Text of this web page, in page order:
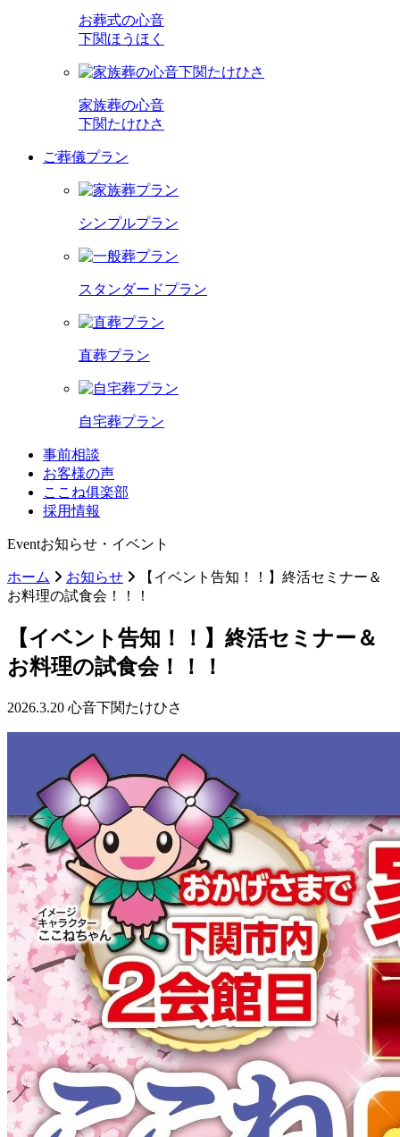
お葬式の心音
下関ほうほく
家族葬の心音
下関たけひさ
ご葬儀プラン
シンプルプラン
スタンダードプラン
直葬プラン
自宅葬プラン
事前相談
お客様の声
ここね俱楽部
採用情報
Eventお知らせ・イベント
ホーム お知らせ
【イベント告知！！】終活セミナー＆
お料理の試食会！！！
【イベント告知！！】終活セミナー＆
お料理の試食会！！！
2026.3.20 心音下関たけひさ